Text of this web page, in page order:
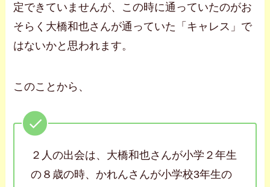
定できていませんが、この時に通っていたのがお
そらく大橋和也さんが通っていた「キャレス」で
はないかと思われます。
このことから、
２人の出会は、大橋和也さんが小学２年生
の８歳の時、かれんさんが小学校3年生の